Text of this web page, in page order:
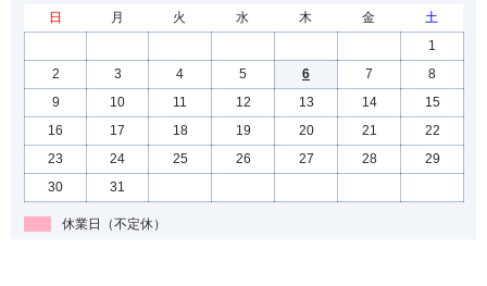
日
月 火 水 木 金
土
1
2
3 4 5 6 7
8
9
10 11 12 13 14
15
16
17 18 19 20 21
22
23
24 25 26 27 28
29
30
31
休業日（不定休）